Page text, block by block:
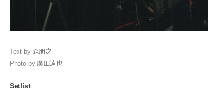
Text by 森朋之
Photo by 廣田達也
Setlist